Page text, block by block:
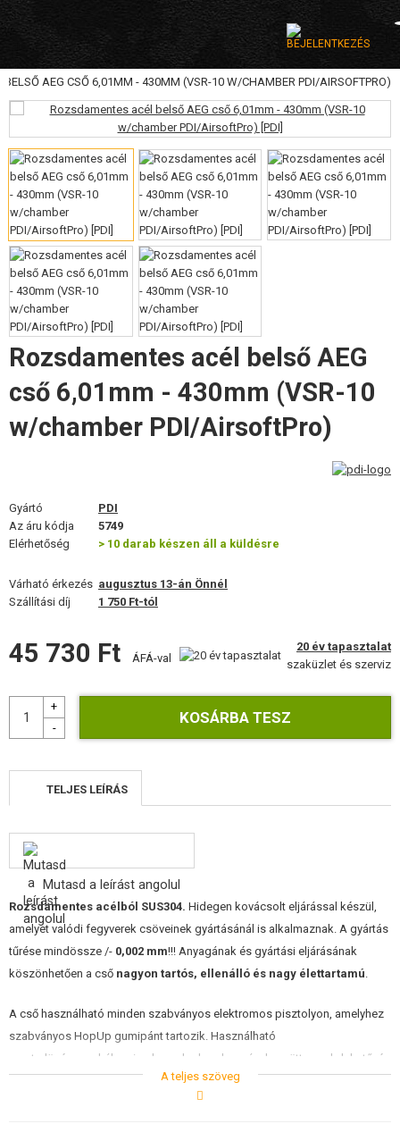
KATEGÓRIA
AIRSOFT FEGYVEREK
LÉGFEGYVEREK, CSÚZLIK
GRÁNÁTVETŐK, GRÁNÁTOK
LÖVEDÉK, GÁZ
AKKUMULÁTOROK, TÖLTŐK
TÁRAK
SZEMÜVEGEK, MASZKOK
FELSZERELÉS, EGYENRUHA, TOKOK
KIEGÉSZÍTŐK, HORDSZÍJAK
FEGYVER JAVÍTÁS ÉS KARBANTARTÁS
ÖNVÉDELMI FELSZERELÉSEK, KÉPZÉS, KÉSEK
CÉLOK, LŐLAP
OUTDOOR, BUSHCRAFT
ÉLELMISZER
REKLÁM TÁRGYAK
SÉRÜLT, HASZNÁLT ÁRUK
HÍREK
KEDVEZMÉNYEK
ELÉRHETŐSÉG
BELSŐ AEG CSŐ 6,01MM - 430MM (VSR-10 W/CHAMBER PDI/AIRSOFTPRO)
Rozsdamentes acél belső AEG
cső 6,01mm - 430mm (VSR-10
w/chamber PDI/AirsoftPro)
Gyártó
PDI
Az áru kódja
5749
Elérhetőség
> 10 darab készen áll a küldésre
Várható érkezés augusztus 13-án Önnél
Szállítási díj
1 750 Ft-tól
45 730 Ft ÁFÁ-val
20 év tapasztalat
szaküzlet és szerviz
TELJES LEÍRÁS
Mutasd a leírást angolul
Rozsdamentes acélból SUS304. Hidegen kovácsolt eljárással készül,
amelyet valódi fegyverek csöveinek gyártásánál is alkalmaznak. A gyártás
tűrése mindössze /- 0,002 mm!!! Anyagának és gyártási eljárásának
köszönhetően a cső nagyon tartós, ellenálló és nagy élettartamú.
A cső használható minden szabványos elektromos pisztolyon, amelyhez
szabványos HopUp gumipánt tartozik. Használható
mesterlövészpuskákon is, de csak olyan kamrával együtt, amely lehetővé
teszi az elektromos pisztolycsövek használatát. Ha bármilyen kérdése
van, kérjük, forduljon technikusunkhoz.
A teljes szöveg